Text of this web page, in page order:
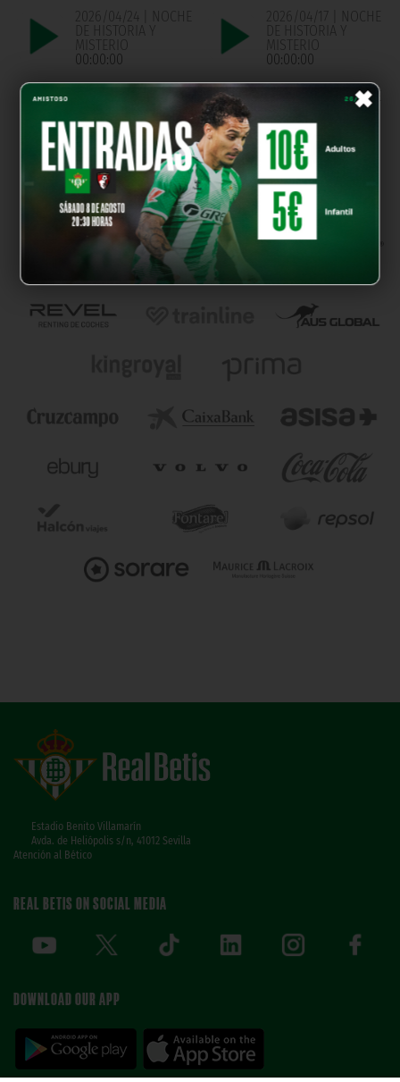
×
2026/04/24 | NOCHE
DE HISTORIA Y
MISTERIO
00:00:00
2026/04/17 | NOCHE
DE HISTORIA Y
MISTERIO
00:00:00
MISTERIO
00:00:00
2025/03/14 | NOCHE
MISTERIO
00:00:00
OUR PARTNERS
Estadio Benito Villamarín
Avda. de Heliópolis s/n, 41012 Sevilla
Atención al Bético
REAL BETIS ON SOCIAL MEDIA
DOWNLOAD OUR APP